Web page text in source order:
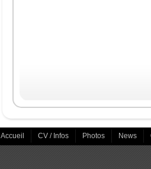
Accueil CV / Infos Photos News